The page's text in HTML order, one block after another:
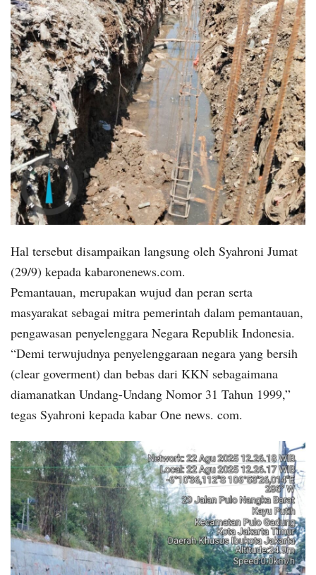
Hal tersebut disampaikan langsung oleh Syahroni Jumat
(29/9) kepada kabaronenews.com.
Pemantauan, merupakan wujud dan peran serta
masyarakat sebagai mitra pemerintah dalam pemantauan,
pengawasan penyelenggara Negara Republik Indonesia.
“Demi terwujudnya penyelenggaraan negara yang bersih
(clear goverment) dan bebas dari KKN sebagaimana
diamanatkan Undang-Undang Nomor 31 Tahun 1999,”
tegas Syahroni kepada kabar One news. com.